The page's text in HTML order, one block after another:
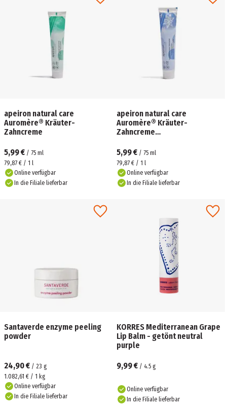
apeiron natural care
Auromère® Kräuter-
Zahncreme
5,99 € / 75 ml
79,87 € / 1 l
Online verfügbar
In die Filiale lieferbar
apeiron natural care
Auromère® Kräuter-
Zahncreme
5,99 € / 75 ml
79,87 € / 1 l
Online verfügbar
In die Filiale lieferbar
Santaverde enzyme peeling
powder
24,90 € / 23 g
1.082,61 € / 1 kg
Online verfügbar
In die Filiale lieferbar
KORRES Mediterranean Grape
Lip Balm - getönt neutral
purple
9,99 € / 4.5 g
Online verfügbar
In die Filiale lieferbar